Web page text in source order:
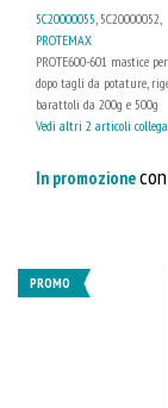
5C20000055 , 5C20000052,
PROTEMAX
PROTE600-601 mastice
dopo tagli da potature,
barattoli da 200g e 500g
Vedi altri 2 articoli
In promozione
PROMO